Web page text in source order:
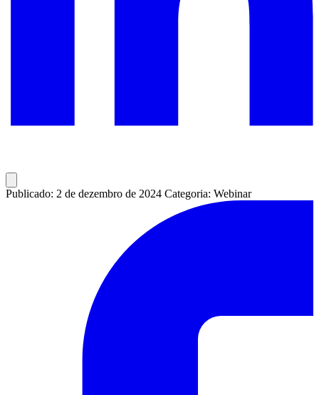
Publicado: 2 de dezembro de 2024 Categoria: Webinar